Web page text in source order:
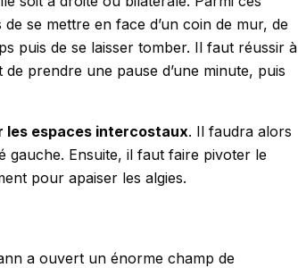
se mettre en face d’un coin de mur, de
puis de se laisser tomber. Il faut réussir à
prendre une pause d’une minute, puis
les espaces intercostaux. Il faudra alors
Ensuite, il faut faire pivoter le
pour apaiser les algies.
a ouvert un énorme champ de